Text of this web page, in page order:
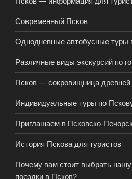
Современный Псков
Однодневные автобусные туры
Различные виды экскурсий по
Псков — сокровищница древней
Индивидуальные туры по
Приглашаем в Псковско-
История Пскова для туристов
Почему вам стоит выбрать
поездки в Псков?